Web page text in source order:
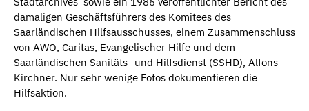
damaligen Geschäftsführers des Komitees des
Saarländischen Hilfsausschusses, einem Zusammenschluss
von AWO, Caritas, Evangelischer Hilfe und dem
Saarländischen Sanitäts- und Hilfsdienst (SSHD), Alfons
Kirchner. Nur sehr wenige Fotos dokumentieren die
Hilfsaktion.